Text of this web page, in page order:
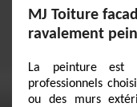
MJ Toiture
ravalement
La peinture
professionnels
ou des murs